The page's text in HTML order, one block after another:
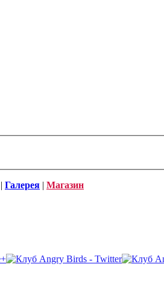
Галерея
Магазин